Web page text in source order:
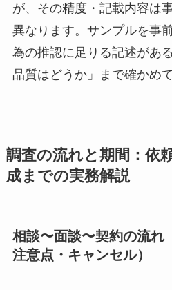
が、その精度・記載内容は
異なります。サンプルを事
為の推認に足りる記述があ
品質はどうか」まで確かめ
調査の流れと期間：依
成までの実務解説
相談〜面談〜契約の流れ
注意点・キャンセル）